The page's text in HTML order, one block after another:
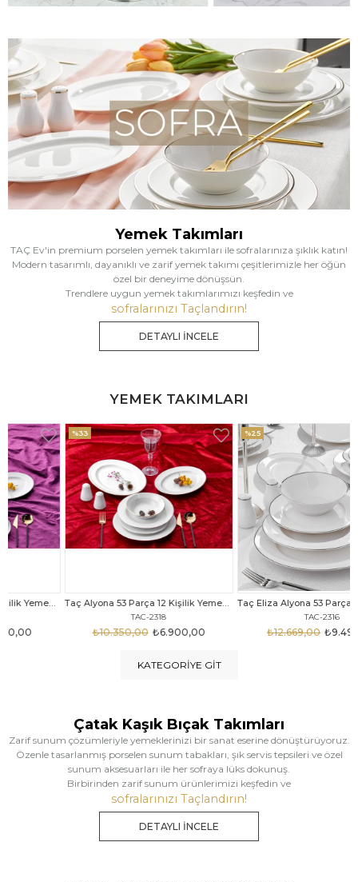
Yemek Takımları
TAÇ Ev'in premium porselen yemek takımları ile sofralarınıza şıklık katın!
Modern tasarımlı, dayanıklı ve zarif yemek takımı çeşitlerimizle her öğün
özel bir deneyime dönüşsün.
Trendlere uygun yemek takımlarımızı keşfedin ve
sofralarınızı Taçlandırın!
DETAYLI İNCELE
YEMEK TAKIMLARI
Taç Alyona 53 Parça 12 Kişilik Yemek Takımı Gold
₺6.900,00
₺10.350,00
%33
Taç Eliza Alyona 53 Parça 12 Kişilik Yemek Takımı Platin
₺9.499,00
%25
KATEGORIYE GIT
Çatak Kaşık Bıçak Takımları
Zarif sunum çözümleriyle yemeklerinizi bir sanat eserine dönüştürüyoruz.
Özenle tasarlanmış porselen sunum tabakları, şık servis tepsileri ve özel
sunum aksesuarları ile her sofraya lüks dokunuş.
Birbirinden zarif sunum ürünlerimizi keşfedin ve
sofralarınızı Taçlandırın!
DETAYLI İNCELE